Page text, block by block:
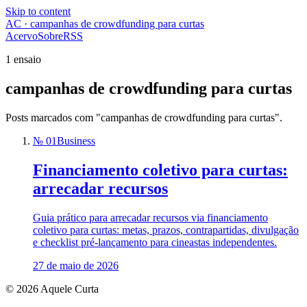
Skip to content
AC · campanhas de crowdfunding para curtas
AcervoSobreRSS
1 ensaio
campanhas de crowdfunding para curtas
Posts marcados com "campanhas de crowdfunding para curtas".
№ 01Business
Financiamento coletivo para curtas:
arrecadar recursos
Guia prático para arrecadar recursos via financiamento
coletivo para curtas: metas, prazos, contrapartidas, divulgação
e checklist pré‑lançamento para cineastas independentes.
27 de maio de 2026
© 2026 Aquele Curta